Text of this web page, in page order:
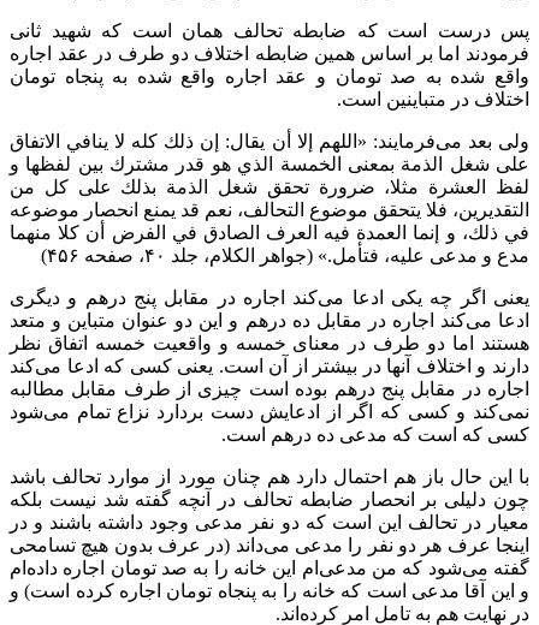
پس درست است که ضابطه تحالف همان است که شهید ثانی
فرمودند اما بر اساس همین ضابطه اختلاف دو طرف در عقد اجاره
واقع شده به صد تومان و عقد اجاره واقع شده به پنجاه تومان
اختلاف در متباینین است.
ولی بعد می‌فرمایند: «اللهم إلا أن يقال: إن ذلك كله لا ينافي الاتفاق
على شغل الذمة بمعنى الخمسة الذي هو قدر مشترك بين لفظها و
لفظ العشرة مثلا، ضرورة تحقق شغل الذمة بذلك على كل من
التقديرين، فلا يتحقق موضوع التحالف، نعم قد يمنع انحصار موضوعه
في ذلك، و إنما العمدة فيه العرف الصادق في الفرض أن كلا منهما
مدع و مدعى عليه، فتأمل.» (جواهر الکلام، جلد ۴۰، صفحه ۴۵۶)
یعنی اگر چه یکی ادعا می‌کند اجاره در مقابل پنج درهم و دیگری
ادعا می‌کند اجاره در مقابل ده درهم و این دو عنوان متباین و متعد
هستند اما دو طرف در معنای خمسه و واقعیت خمسه اتفاق نظر
دارند و اختلاف آنها در بیشتر از آن است. یعنی کسی که ادعا می‌کند
اجاره در مقابل پنج درهم بوده است چیزی از طرف مقابل مطالبه
نمی‌کند و کسی که اگر از ادعایش دست بردارد نزاع تمام می‌شود
کسی که است که مدعی ده درهم است.
با این حال باز هم احتمال دارد هم چنان مورد از موارد تحالف باشد
چون دلیلی بر انحصار ضابطه تحالف در آنچه گفته شد نیست بلکه
معیار در تحالف این است که دو نفر مدعی وجود داشته باشند و در
اینجا عرف هر دو نفر را مدعی می‌داند (در عرف بدون هیچ تسامحی
گفته می‌شود که من مدعی‌ام این خانه را به صد تومان اجاره داده‌ام
و این آقا مدعی است که خانه را به پنجاه تومان اجاره کرده است) و
در نهایت هم به تامل امر کرده‌اند.